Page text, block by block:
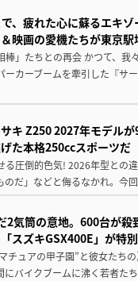
、疲れた心に蘇るエキ
映画の愛機たちが東京駅
棒」たちとの再会 かつて、
ーカーブームを牽引した『サ
サキ Z250 2027年モデル
た本格250ccスポーツだ
る圧倒的色気! 2026年型との
のだ」などと侮るなかれ。
2気筒の意地。600台が
スズキGSX400E」が特
チュアの甲子園”と彼女たち
にバイクブームに沸く若者